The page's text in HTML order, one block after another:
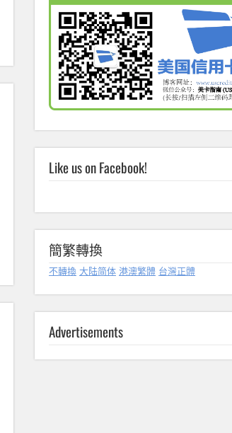
Like us on Facebook!
簡繁轉換
不轉換 大陆简体 港澳繁體 台灣正體
Advertisements